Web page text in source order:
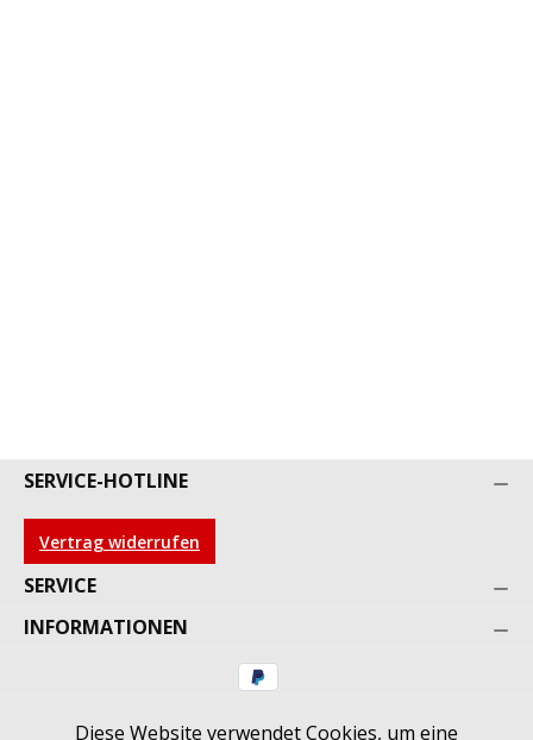
SERVICE-HOTLINE
Vertrag widerrufen
SERVICE
INFORMATIONEN
Diese Website verwendet Cookies, um eine